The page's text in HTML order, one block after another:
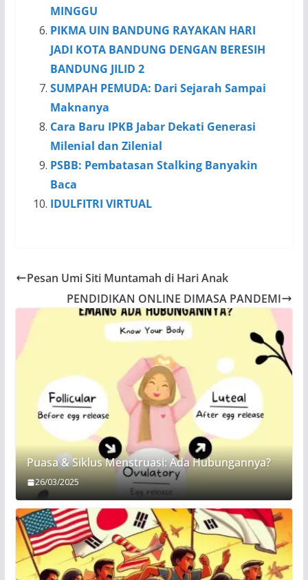
MINGGU
PIKMA UIN BANDUNG RAYAKAN HARI
JADI KOTA BANDUNG DENGAN BERESIH
BANDUNG JILID 2
SUMPAH PEMUDA: Dari Sejarah Sampai
Maknanya
Cara Baru IPKB Jabar Dekati Generasi
Milenial dan Zilenial
PSBB: Pembatasan Stalking Banyakin
Baca
IDULFITRI VIRTUAL
Pesan Umi Siti Muntamah di Hari Anak
PENDIDIKAN ONLINE DIMASA PANDEMI
Puasa & Siklus Menstruasi: Ada Hubungannya?
26/03/2025